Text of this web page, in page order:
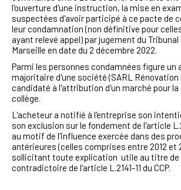
l'ouverture d'une instruction, la mise en
suspectées d'avoir participé à ce pacte de
leur condamnation (non définitive pour
ayant relevé appel) par jugement du
Marseille en date du 2 décembre 2022.
Parmi les personnes condamnées figure un
majoritaire d'une société (SARL Rénovation
candidaté à l'attribution d'un marché pour
collège.
L'acheteur a notifié à l'entreprise son
son exclusion sur le fondement de l'article
au motif de l'influence exercée dans des
antérieures (celles comprises entre 2012 et
sollicitant toute explication utile au titre de
contradictoire de l'article L.2141-11 du CCP.